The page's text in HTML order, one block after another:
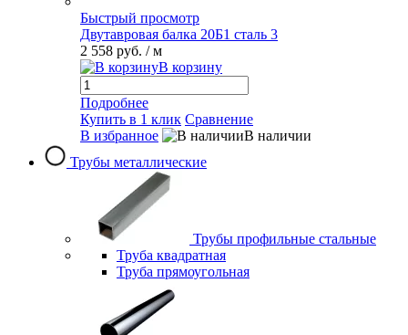
Быстрый просмотр
Двутавровая балка 20Б1 сталь 3
2 558 руб. / м
В корзину
Подробнее
Купить в 1 клик Сравнение
В избранное
В наличии
Трубы металлические
Трубы профильные стальные
Труба квадратная
Труба прямоугольная